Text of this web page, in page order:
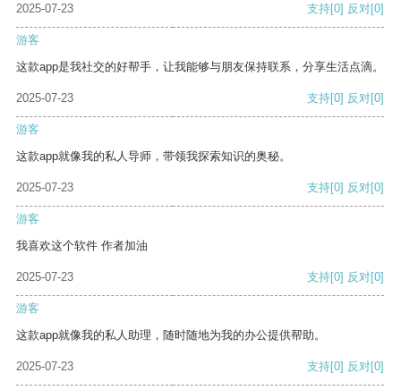
2025-07-23
支持[0] 反对[0]
游客
这款app是我社交的好帮手，让我能够与朋友保持联系，分享生活点滴。
2025-07-23 支持[0] 反对[0]
游客
这款app就像我的私人导师，带领我探索知识的奥秘。
2025-07-23 支持[0] 反对[0]
游客
我喜欢这个软件 作者加油
2025-07-23 支持[0] 反对[0]
游客
这款app就像我的私人助理，随时随地为我的办公提供帮助。
2025-07-23 支持[0] 反对[0]